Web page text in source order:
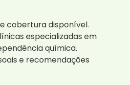
cobertura disponível.
especializadas em
química.
e recomendações